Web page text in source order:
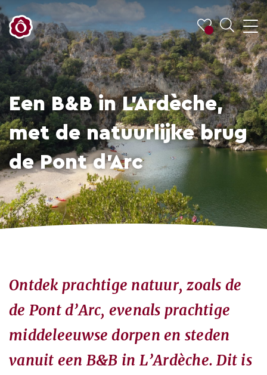
Een B&B in L’Ardèche,
met de natuurlijke brug
de Pont d’Arc
Ontdek prachtige natuur, zoals de
de Pont d’Arc, evenals prachtige
middeleeuwse dorpen en steden
vanuit een B&B in L’Ardèche. Dit is